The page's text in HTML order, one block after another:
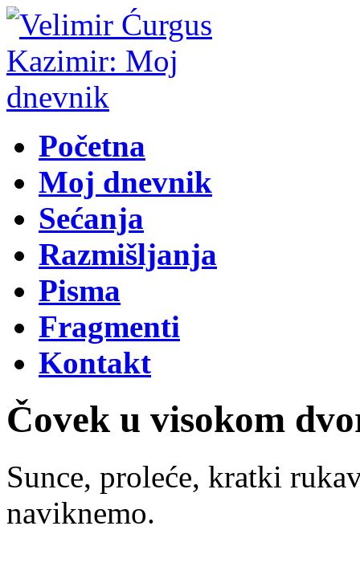
Početna
Moj dnevnik
Sećanja
Razmišljanja
Pisma
Fragmenti
Kontakt
Čovek u visokom
Sunce, proleće, kratki
naviknemo.